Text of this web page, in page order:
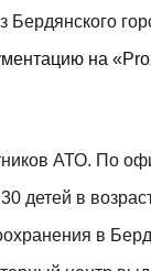
на
АТО. По
детей в
в